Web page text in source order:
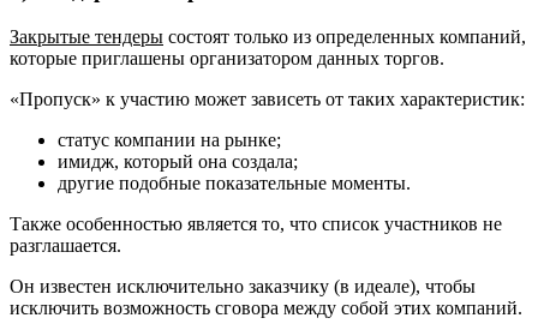
Закрытые тендеры состоят только из определенных компаний,
которые приглашены организатором данных торгов.
«Пропуск» к участию может зависеть от таких характеристик:
статус компании на рынке;
имидж, который она создала;
другие подобные показательные моменты.
Также особенностью является то, что список участников не
разглашается.
Он известен исключительно заказчику (в идеале), чтобы
исключить возможность сговора между собой этих компаний.